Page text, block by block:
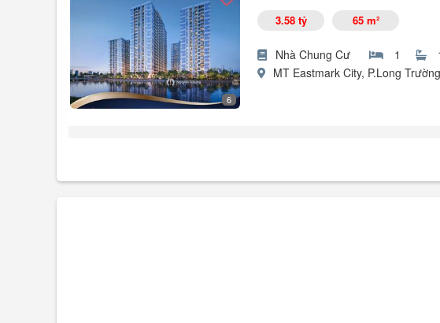
Giá căn hộ 1PN - Giá chỉ 50 triệu/m².
- Bảo lãnh tất cả ngân hàng.
- Bàn giao căn hộ full nội thất cao cấp, mới 100%.
+ Tiện ích chuẩn resort miễn phí: Công viên ven sông 4500m hồ bơi
6
3.58 tỷ 65 m²
Nhà Chung Cư 1
MT Eastmark City, P.Long